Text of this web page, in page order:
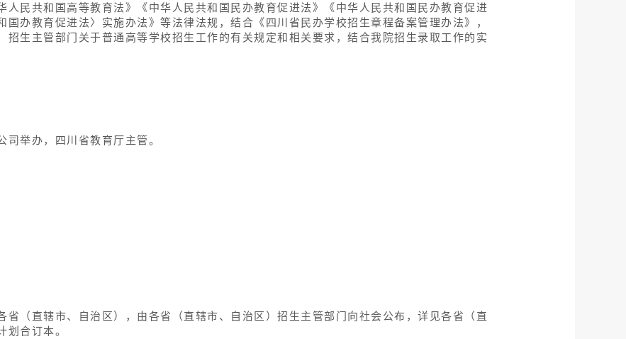
人民共和国高等教育法》《中华人民共和国民办教育促进法》《中华人民共和国民办教育促进
办教育促进法〉实施办法》等法律法规，结合《四川省民办学校招生章程备案管理办法》，
招生主管部门关于普通高等学校招生工作的有关规定和相关要求，结合我院招生录取工作的实
举办，四川省教育厅主管。
省（直辖市、自治区），由各省（直辖市、自治区）招生主管部门向社会公布，详见各省（直
合订本。